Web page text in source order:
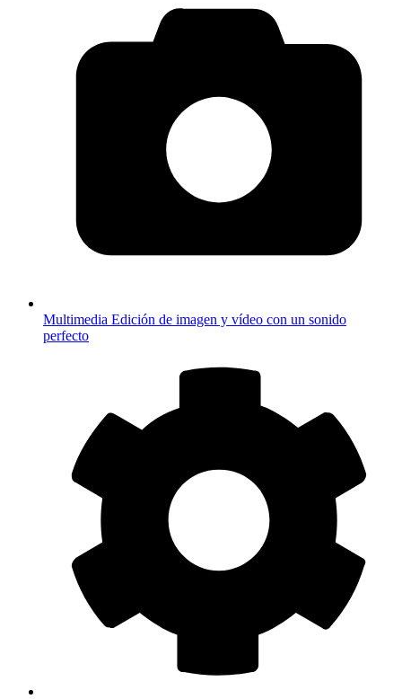
Multimedia Edición de imagen y vídeo con un sonido
perfecto